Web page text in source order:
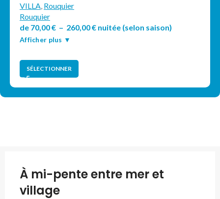
VILLA, Rouquier
Rouquier
de 70,00€ – 260,00€ nuitée (selon saison)
Afficher plus ▼
SÉLECTIONNER
À mi-pente entre mer et
village